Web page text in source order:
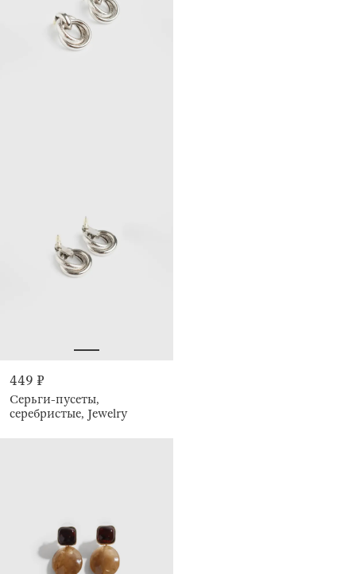
449 ₽
Серьги-пусеты,
серебристые, Jewelry